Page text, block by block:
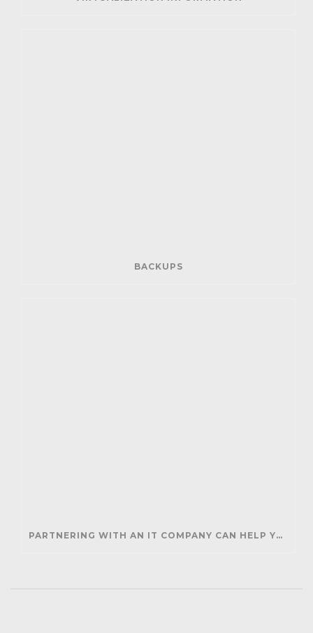
BACKUPS
PARTNERING WITH AN IT COMPANY CAN HELP YOUR BUSINESS SAVE MONEY AND GENERATE REVENUE